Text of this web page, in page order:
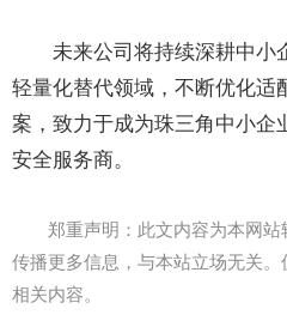
未来公司将持续深耕中小
轻量化替代领域，不断优化适
案，致力于成为珠三角中小企
安全服务商。
郑重声明：此文内容为本网
传播更多信息，与本站立场无关
相关内容。